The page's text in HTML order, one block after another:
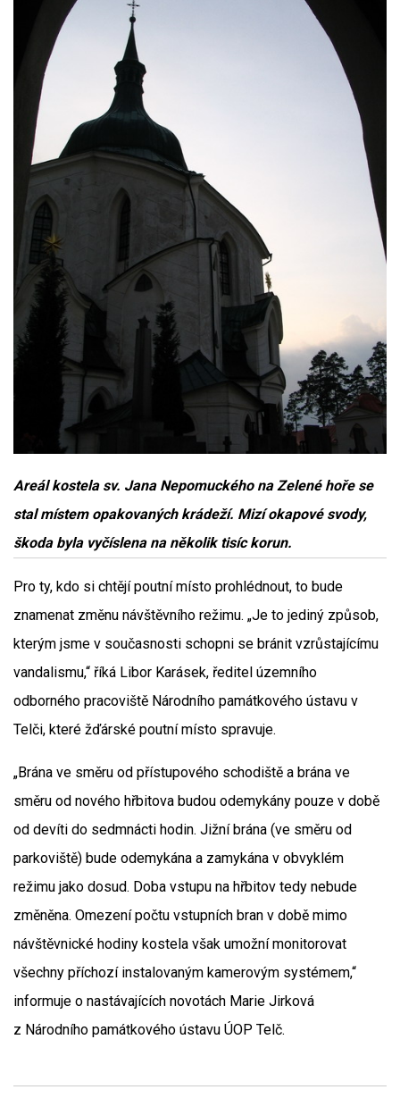
Areál kostela sv. Jana Nepomuckého na Zelené hoře se
stal místem opakovaných krádeží. Mizí okapové svody,
škoda byla vyčíslena na několik tisíc korun.
Pro ty, kdo si chtějí poutní místo prohlédnout, to bude
znamenat změnu návštěvního režimu. „Je to jediný způsob,
kterým jsme v současnosti schopni se bránit vzrůstajícímu
vandalismu,“ říká Libor Karásek, ředitel územního
odborného pracoviště Národního památkového ústavu v
Telči, které žďárské poutní místo spravuje.
„Brána ve směru od přístupového schodiště a brána ve
směru od nového hřbitova budou odemykány pouze v době
od devíti do sedmnácti hodin. Jižní brána (ve směru od
parkoviště) bude odemykána a zamykána v obvyklém
režimu jako dosud. Doba vstupu na hřbitov tedy nebude
změněna. Omezení počtu vstupních bran v době mimo
návštěvnické hodiny kostela však umožní monitorovat
všechny příchozí instalovaným kamerovým systémem,“
informuje o nastávajících novotách Marie Jirková
z Národního památkového ústavu ÚOP Telč.